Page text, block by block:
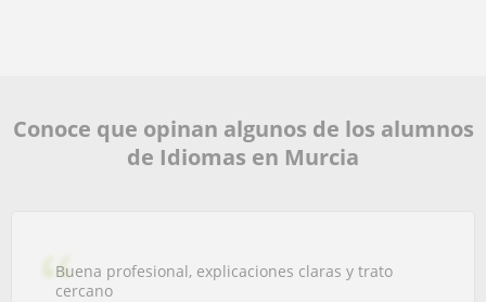
Conoce que opinan algunos de los alumnos
de Idiomas en Murcia
Buena profesional, explicaciones claras y trato
cercano